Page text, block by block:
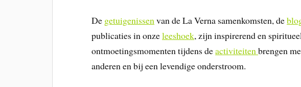
De getuigenissenvan de La Verna samenkomsten, de
publicaties in onzeleeshoek, zijn inspirerend en
ontmoetingsmomenten tijdens deactiviteitenbrengen
anderen en bij een levendige onderstroom.